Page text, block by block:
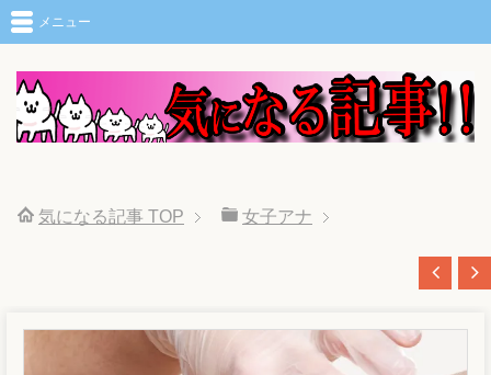
メニュー
気になる記事 TOP 女子アナ